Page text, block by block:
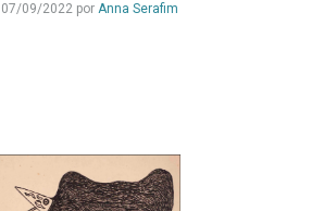
07/09/2022 por Anna Serafim